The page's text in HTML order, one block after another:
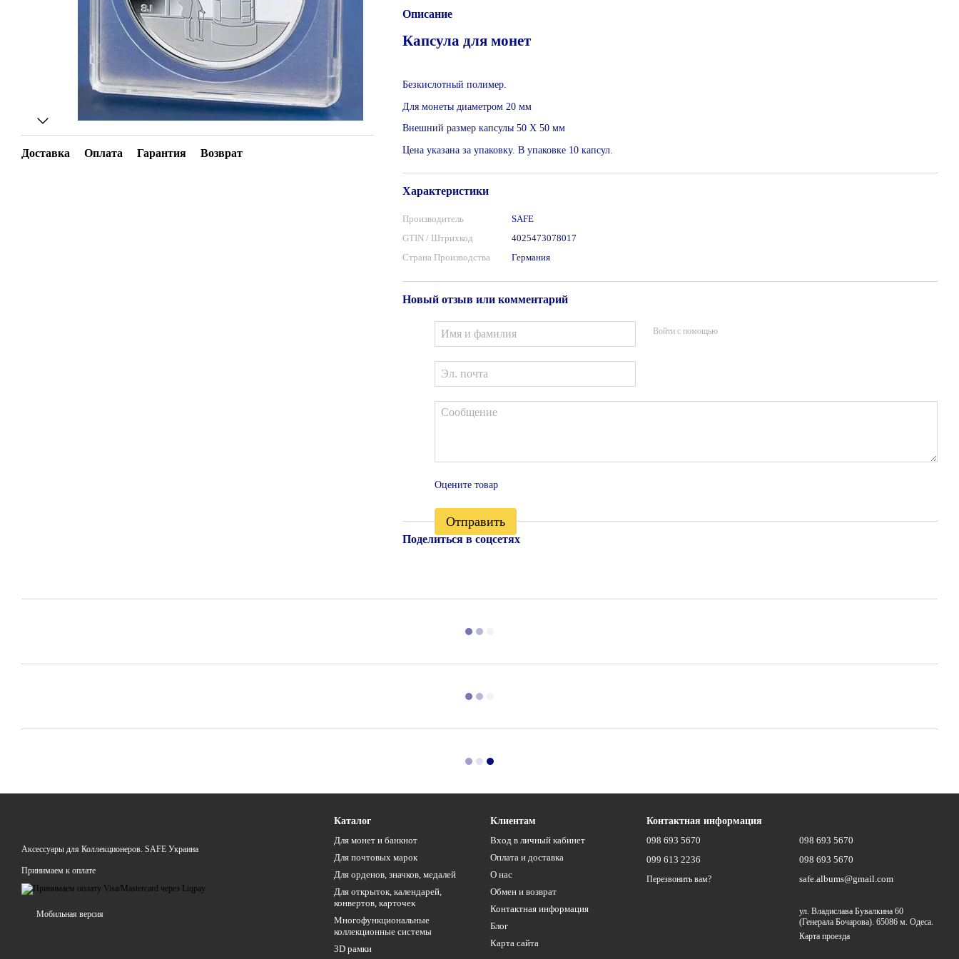
Доставка Оплата Гарантия Возврат
Описание
Капсула для монет
Безкислотный полимер.
Для монеты диаметром 20 мм
Внешний размер капсулы 50 Х 50 мм
Цена указана за упаковку. В упаковке 10 капсул.
Характеристики
Производитель
SAFE
GTIN / Штрихкод
4025473078017
Страна Производства
Германия
Новый отзыв или комментарий
Войти с помощью
Оцените товар
Отправить
Поделиться в соцсетях
Аксессуары для Коллекционеров. SAFE Украина
Принимаем к оплате
Мобильная версия
Каталог
Для монет и банкнот
Для почтовых марок
Для орденов, значков, медалей
Для открыток, календарей,
конвертов, карточек
Многофункциональные
коллекционные системы
3D рамки
Клиентам
Вход в личный кабинет
Оплата и доставка
О нас
Обмен и возврат
Контактная информация
Блог
Карта сайта
Контактная информация
098 693 5670
099 613 2236
Перезвонить вам?
098 693 5670
098 693 5670
safe.albums@gmail.com
ул. Владислава Бувалкина 60
(Генерала Бочарова). 65086 м. Одеса.
Карта проезда